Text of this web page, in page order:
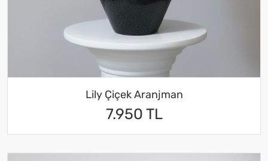
Lily Çiçek Aranjman
7.950 TL